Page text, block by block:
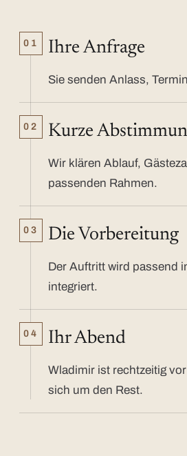
01 Ihre Anfrage
Sie senden Anlass,
02 Kurze
Wir klären Ablauf,
passenden Rahmen.
03 Die Vorbereitung
Der Auftritt wird passend
integriert.
04 Ihr Abend
Wladimir ist rechtzeitig
sich um den Rest.